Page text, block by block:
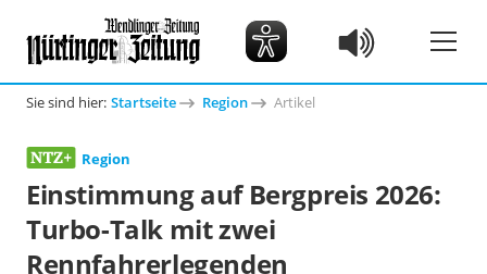
Sie sind hier: Startseite Region Artikel
Region
Einstimmung auf Bergpreis 2026:
Turbo-Talk mit zwei
Rennfahrerlegenden